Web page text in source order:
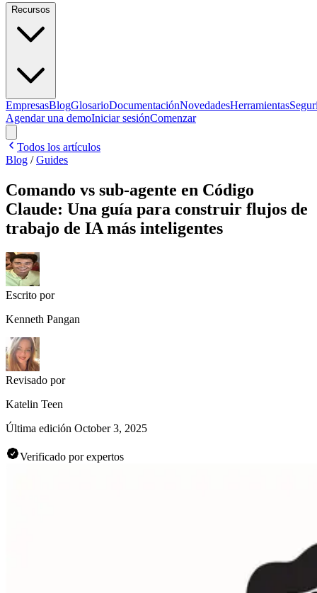
Recursos
EmpresasBlogGlosarioDocumentaciónNovedadesHerramientas
Agendar una demoIniciar sesiónComenzar
Todos los artículos
Blog /Guides
Comando vs sub-agente en Código
Claude: Una guía para construir flujos de
trabajo de IA más inteligentes
Escrito por
Kenneth Pangan
Revisado por
Katelin Teen
Última edición October 3, 2025
Verificado por expertos